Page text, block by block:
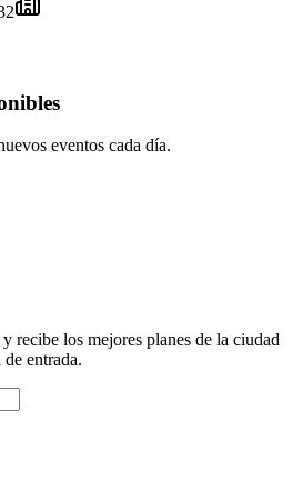
eventos cada día.
recibe los mejores planes de la ciudad
entrada.